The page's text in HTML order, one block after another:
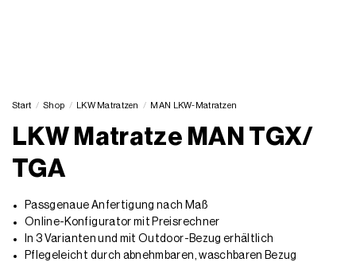
Start / Shop / LKW Matratzen / MAN LKW-Matratzen
LKW Matratze MAN TGX/
TGA
Passgenaue Anfertigung nach Maß
Online-Konfigurator mit Preisrechner
In 3 Varianten und mit Outdoor-Bezug erhältlich
Pflegeleicht durch abnehmbaren, waschbaren Bezug